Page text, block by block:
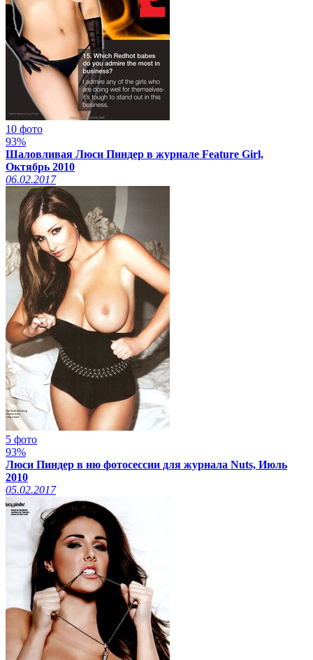
10 фото
93%
Шаловливая Люси Пиндер в журнале Feature Girl,
Октябрь 2010
06.02.2017
5 фото
93%
Люси Пиндер в ню фотосессии для журнала Nuts, Июль
2010
05.02.2017